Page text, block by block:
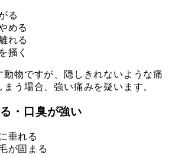
る
める
れる
掻く
動物ですが、隠しきれないような痛
う場合、強い痛みを疑います。
・口臭が強い
垂れる
が固まる